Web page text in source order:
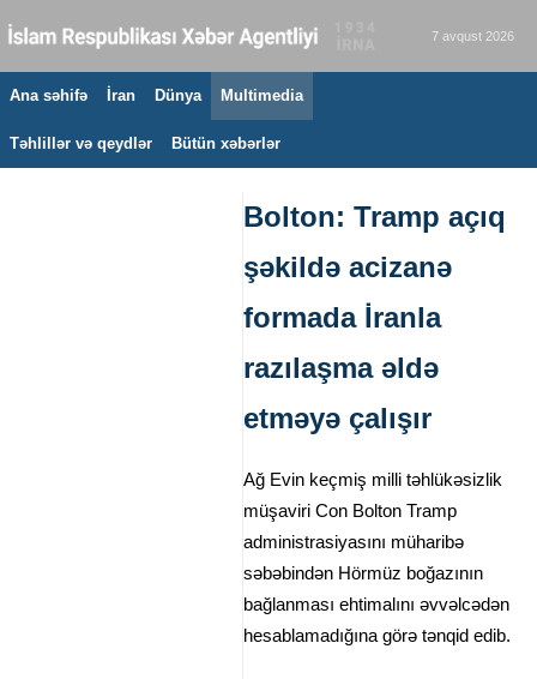
7 avqust 2026
Ana səhifə İran Dünya Multimedia
Təhlillər və qeydlər Bütün xəbərlər
Bolton: Tramp açıq
şəkildə acizanə
formada İranla
razılaşma əldə
etməyə çalışır
Ağ Evin keçmiş milli təhlükəsizlik
müşaviri Con Bolton Tramp
administrasiyasını müharibə
səbəbindən Hörmüz boğazının
bağlanması ehtimalını əvvəlcədən
hesablamadığına görə tənqid edib.